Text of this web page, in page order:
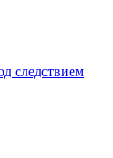
следствием